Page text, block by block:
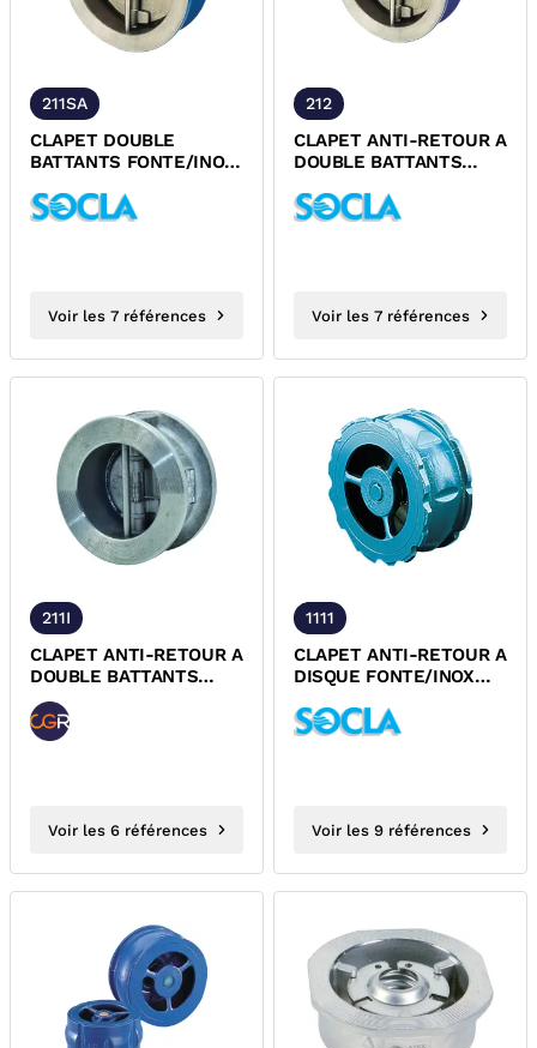
211SA
CLAPET DOUBLE
BATTANTS FONTE/INOX
Voir les 7 références
212
CLAPET ANTI-RETOUR A
DOUBLE BATTANTS
BRIDES EPDM PN25 ACS
DESP
Voir les 7 références
211I
CLAPET ANTI-RETOUR A
DOUBLE BATTANTS
INOX 316 ENTRE BRIDES
FPM PN25 DESP CGR
Voir les 6 références
1111
CLAPET ANTI-RETOUR A
DISQUE FONTE/INOX
PN6/PN10/PN16/ASA150
ACS DESP
Voir les 9 références